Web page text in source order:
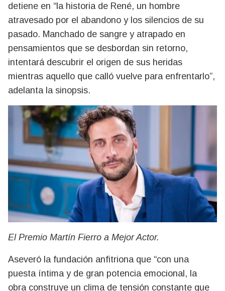
detiene en “la historia de René, un hombre
atravesado por el abandono y los silencios de su
pasado. Manchado de sangre y atrapado en
pensamientos que se desbordan sin retorno,
intentará descubrir el origen de sus heridas
mientras aquello que calló vuelve para enfrentarlo”,
adelanta la sinopsis.
El Premio Martín Fierro a Mejor Actor.
Aseveró la fundación anfitriona que “con una
puesta íntima y de gran potencia emocional, la
obra construye un clima de tensión constante que